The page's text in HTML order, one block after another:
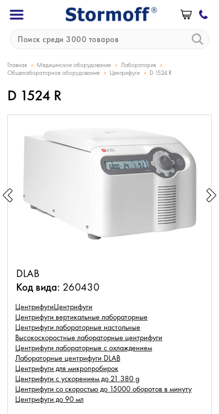
Главная » Медицинское оборудование » Лаборатория »
Общелабораторное оборудование » Центрифуги » D 1524 R
D 1524 R
DLAB
Код вида: 260430
ЦентрифугиЦентрифуги
Центрифуги вертикальные лабораторные
Центрифуги лабораторные настольные
Высокоскоростные лабораторные центрифуги
Центрифуги лабораторные с охлаждением
Лабораторные центрифуги DLAB
Центрифуги для микропробирок
Центрифуги с ускорением до 21 380 g
Центрифуги со скоростью до 15000 оборотов в минуту
Центрифуги до 90 мл